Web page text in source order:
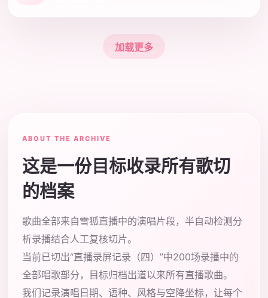
加载更多
ABOUT THE ARCHIVE
这是一份目标收录所有歌切
的档案
歌曲全部来自雪狐直播中的演唱片段，半自动检测分
析录播结合人工复核切片。
当前已切出“直播录屏记录（四）”中200场录播中的
全部唱歌部分，目标归档出道以来所有直播歌曲。
我们记录演唱日期、语种、风格与空降坐标，让每个